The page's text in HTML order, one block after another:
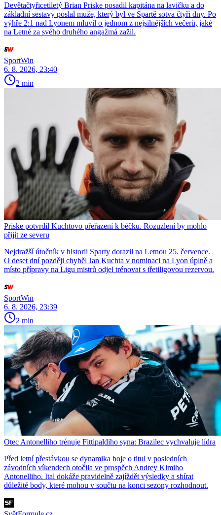
Devětačtyřicetiletý Brian Priske posadil kapitána na lavičku a do
základní sestavy poslal muže, který byl ve Spartě sotva čtyři dny. Po
výhře 2:1 nad Lyonem mluvil o jednom z nejsilnějších večerů, jaké
na Letné za svého druhého angažmá zažil.
SportWin
6. 8. 2026, 23:40
2 min
Priske potvrdil Kuchtovo přeřazení k béčku. Rozuzlení by mohlo
přijít ze severu
Nejdražší útočník v historii Sparty dorazil na Letnou 25. července.
O deset dní později chyběl Jan Kuchta v nominaci na Lyon úplně a
místo přípravy na Ligu mistrů odjel trénovat s třetiligovou rezervou.
SportWin
6. 8. 2026, 23:39
2 min
Otec Antonelliho trénuje Fittipaldiho syna: Brazilec vychvaluje lídra
Před letní přestávkou se dynamika boje o titul v posledních
závodních víkendech otočila ve prospěch Andrey Kimiho
Antonelliho. Ital dokáže pravidelně zajíždět výsledky a sbírat
důležité body, které mohou v součtu na konci sezony rozhodnout.